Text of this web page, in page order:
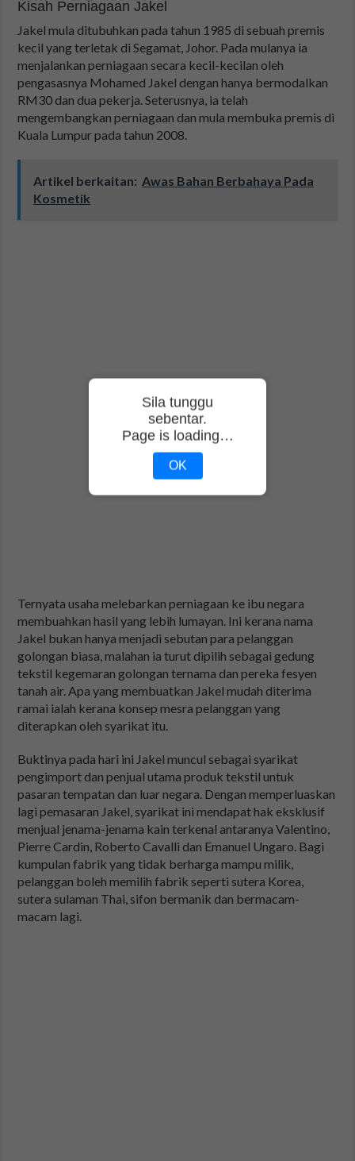
Kisah Perniagaan Jakel
Jakel mula ditubuhkan pada tahun 1985 di sebuah premis
kecil yang terletak di Segamat, Johor. Pada mulanya ia
menjalankan perniagaan secara kecil-kecilan oleh
pengasasnya Mohamed Jakel dengan hanya bermodalkan
RM30 dan dua pekerja. Seterusnya, ia telah
mengembangkan perniagaan dan mula membuka premis di
Kuala Lumpur pada tahun 2008.
Artikel berkaitan: Awas Bahan Berbahaya Pada
Kosmetik
Ternyata usaha melebarkan perniagaan ke ibu negara
membuahkan hasil yang lebih lumayan. Ini kerana nama
Jakel bukan hanya menjadi sebutan para pelanggan
golongan biasa, malahan ia turut dipilih sebagai gedung
tekstil kegemaran golongan ternama dan pereka fesyen
tanah air. Apa yang membuatkan Jakel mudah diterima
ramai ialah kerana konsep mesra pelanggan yang
diterapkan oleh syarikat itu.
Buktinya pada hari ini Jakel muncul sebagai syarikat
pengimport dan penjual utama produk tekstil untuk
pasaran tempatan dan luar negara. Dengan memperluaskan
lagi pemasaran Jakel, syarikat ini mendapat hak eksklusif
menjual jenama-jenama kain terkenal antaranya Valentino,
Pierre Cardin, Roberto Cavalli dan Emanuel Ungaro. Bagi
kumpulan fabrik yang tidak berharga mampu milik,
pelanggan boleh memilih fabrik seperti sutera Korea,
sutera sulaman Thai, sifon bermanik dan bermacam-
macam lagi.
Sila tunggu
sebentar.
Page is loading…
OK